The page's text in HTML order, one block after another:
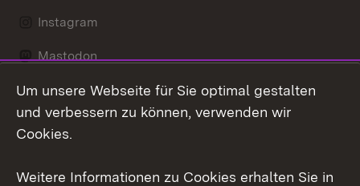
Instagram
Mastodon
Messenger
Um unsere Webseite für Sie optimal gestalten
und verbessern zu können, verwenden wir
Cookies.
Weitere Informationen zu Cookies erhalten Sie in